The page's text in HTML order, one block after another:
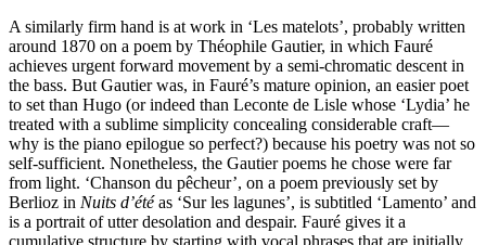
A similarly firm hand is at work in ‘Les matelots’, probably written
around 1870 on a poem by Théophile Gautier, in which Fauré
achieves urgent forward movement by a semi-chromatic descent in
the bass. But Gautier was, in Fauré’s mature opinion, an easier poet
to set than Hugo (or indeed than Leconte de Lisle whose ‘Lydia’ he
treated with a sublime simplicity concealing considerable craft—
why is the piano epilogue so perfect?) because his poetry was not so
self-sufficient. Nonetheless, the Gautier poems he chose were far
from light. ‘Chanson du pêcheur’, on a poem previously set by
Berlioz in Nuits d’étéas ‘Sur les lagunes’, is subtitled ‘Lamento’ and
is a portrait of utter desolation and despair. Fauré gives it a
cumulative structure by starting with vocal phrases that are initially